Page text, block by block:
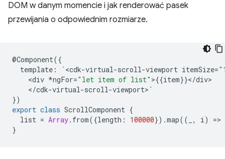
DOM w danym momencie i jak renderować pasek
przewijania o odpowiednim rozmiarze.
@Component({
template : `<cdk-virtual-scroll-viewport itemSize=
<div *ngFor="let item of list" >{{item}}</div
</cdk-virtual-scroll-viewport> `
})
export class ScrollComponent {
list = Array. from({length : 100000}) .map(( , i) =>
}